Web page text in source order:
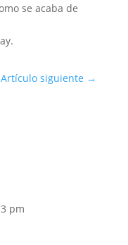
se acaba de
Artículo siguiente →
pm